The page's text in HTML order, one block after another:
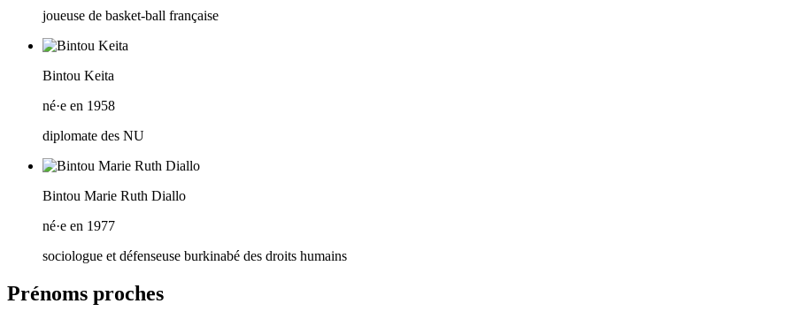
joueuse de basket-ball française
Bintou Keita
né·e en 1958
diplomate des NU
Bintou Marie Ruth Diallo
né·e en 1977
sociologue et défenseuse burkinabé des droits humains
Prénoms proches